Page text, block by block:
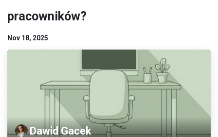
pracowników?
Nov 18, 2025
Dawid Gacek